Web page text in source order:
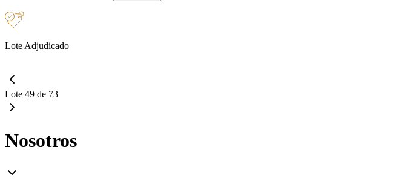
Lote Adjudicado
Lote 49 de 73
Nosotros